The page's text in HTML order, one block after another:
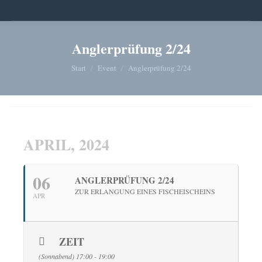
Anglerprüfung 2/24
Sie befinden sich hier:
Start Event Anglerprüfung 2/24
APRIL, 2024
06
APR
ANGLERPRÜFUNG 2/24
ZUR ERLANGUNG EINES FISCHEISCHEINS
ZEIT
(Sonnabend) 17:00 - 19:00